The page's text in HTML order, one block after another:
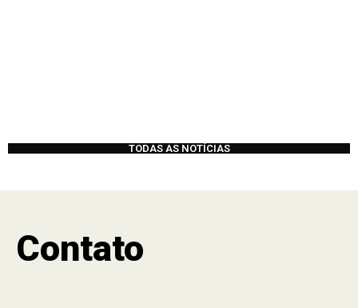
TODAS AS NOTÍCIAS
Contato